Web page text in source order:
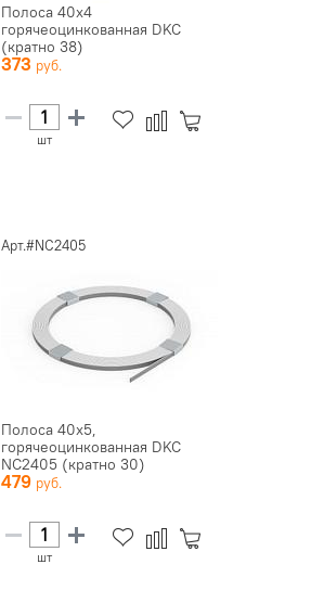
Полоса 40х4
горячеоцинкованная DKC
(кратно 38)
373
шт
Арт.#NC2405
Полоса 40x5,
горячеоцинкованная DKC
NC2405 (кратно 30)
479
шт